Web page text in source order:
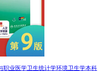
职业医学卫生统计学环境卫生学本科